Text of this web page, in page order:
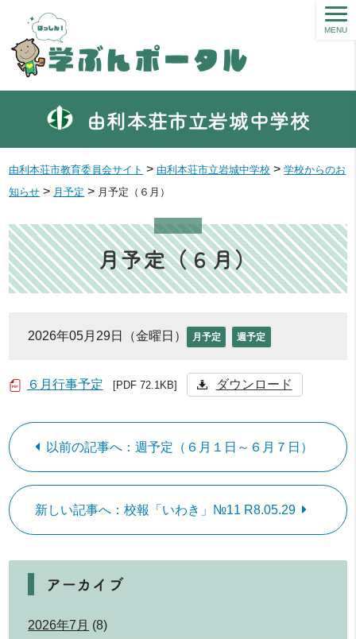
由利本荘市立岩城中学校
MENU
由利本荘市教育委員会サイト > 由利本荘市立岩城中学校 >学校からのお
知らせ > 月予定 > 月予定（６月）
月予定（６月）
2026年05月29日（金曜日） 月予定 週予定
６月行事予定 [PDF 72.1KB] ダウンロード
以前の記事へ：週予定（６月１日～６月７日）
新しい記事へ：校報「いわき」№11 R8.05.29
アーカイブ
2026年7月 (8)